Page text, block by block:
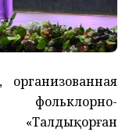
«Талдықорған